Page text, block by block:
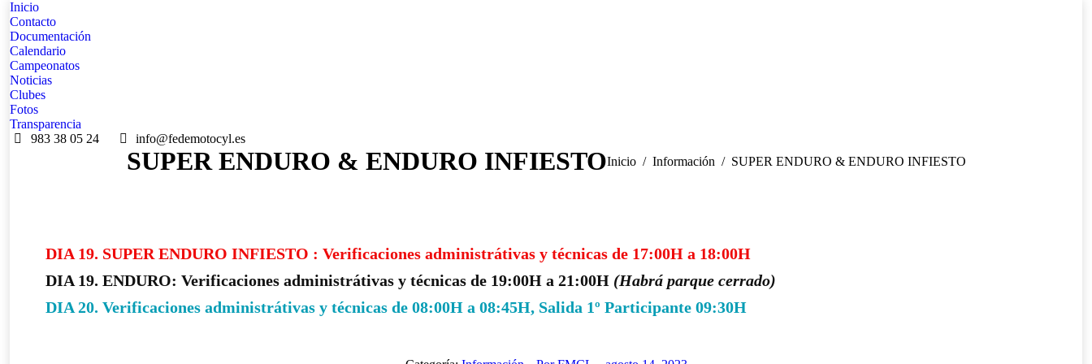
Inicio
Contacto
Documentación
Calendario
Campeonatos
Noticias
Clubes
Fotos
Transparencia
983 38 05 24
info@fedemotocyl.es
SUPER ENDURO & ENDURO INFIESTOEstás aquí:
Inicio Información SUPER ENDURO & ENDURO INFIESTO
DIA 19. SUPER ENDURO INFIESTO : Verificaciones administrátivas y técnicas de 17:00H a 18:00H
DIA 19. ENDURO: Verificaciones administrátivas y técnicas de 19:00H a 21:00H (Habrá parque cerrado)
DIA 20. Verificaciones administrátivas y técnicas de 08:00H a 08:45H, Salida 1º Participante 09:30H